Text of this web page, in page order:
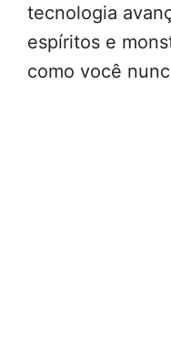
tecnologia
espíritos e
como você